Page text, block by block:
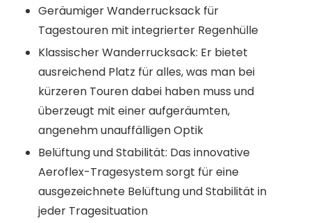
Geräumiger Wanderrucksack für
Tagestouren mit integrierter Regenhülle
Klassischer Wanderrucksack: Er bietet
ausreichend Platz für alles, was man bei
kürzeren Touren dabei haben muss und
überzeugt mit einer aufgeräumten,
angenehm unauffälligen Optik
Belüftung und Stabilität: Das innovative
Aeroflex-Tragesystem sorgt für eine
ausgezeichnete Belüftung und Stabilität in
jeder Tragesituation